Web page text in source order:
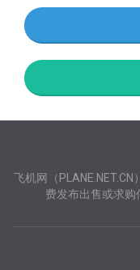
飞机网（
费发布出售或求购